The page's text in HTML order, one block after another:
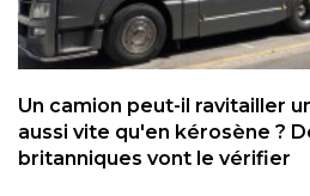
Un camion peut-il ravitailler
aussi vite qu'en kérosène ?
britanniques vont le vérifier